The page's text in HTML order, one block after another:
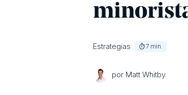
Estrategias 7 min.
por Matt Whitby